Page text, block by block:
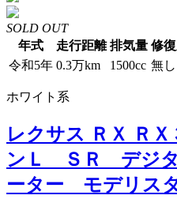
SOLD OUT
年式
走行距離 排気量 修
令和5年 0.3万km 1500cc 無し
ホワイト系
レクサス ＲＸ Ｒ
ンＬ ＳＲ デジ
ーター モデリス